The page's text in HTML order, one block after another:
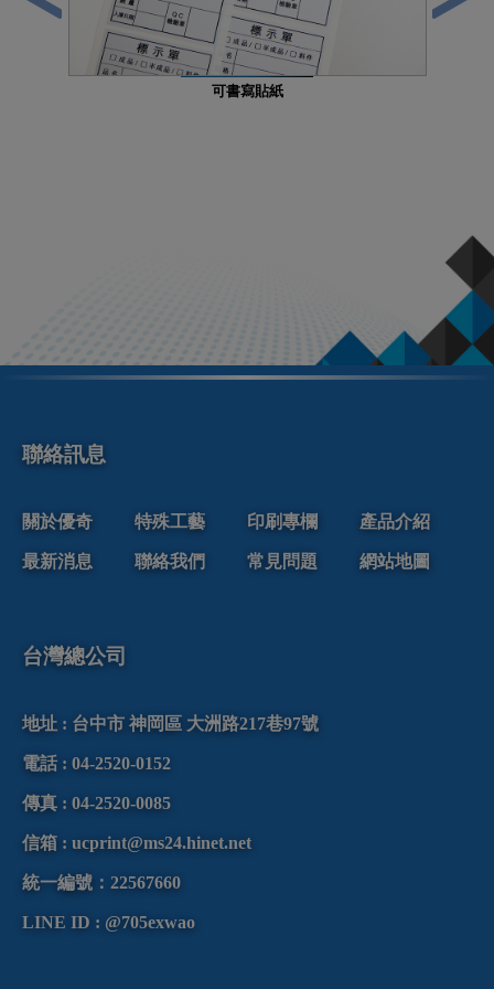
可書寫貼紙
聯絡訊息
關於優奇 特殊工藝 印刷專欄 產品介紹
最新消息 聯絡我們 常見問題 網站地圖
台灣總公司
地址 : 台中市 神岡區 大洲路217巷97號
電話 : 04-2520-0152
傳真 : 04-2520-0085
信箱 : ucprint@ms24.hinet.net
統一編號：22567660
LINE ID : @705exwao